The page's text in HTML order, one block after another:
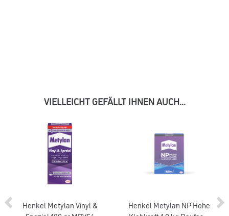
VIELLEICHT GEFÄLLT IHNEN AUCH...
Henkel Metylan Vinyl &
Henkel Metylan NP Hohe